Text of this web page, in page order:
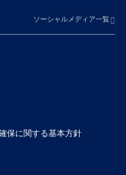
ソーシャルメディア一覧
保に関する基本方針